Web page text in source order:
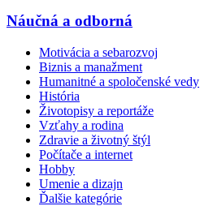
Náučná a odborná
Motivácia a sebarozvoj
Biznis a manažment
Humanitné a spoločenské vedy
História
Životopisy a reportáže
Vzťahy a rodina
Zdravie a životný štýl
Počítače a internet
Hobby
Umenie a dizajn
Ďalšie kategórie